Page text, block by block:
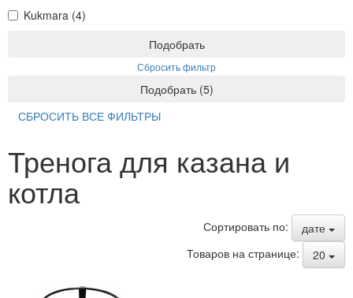
Kukmara (4)
Подобрать
Сбросить фильтр
Подобрать (5)
СБРОСИТЬ ВСЕ ФИЛЬТРЫ
Тренога для казана и
котла
Сортировать по:
дате
Товаров на странице:
20